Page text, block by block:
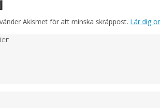
Akismet för att minska skräppost. Lär dig